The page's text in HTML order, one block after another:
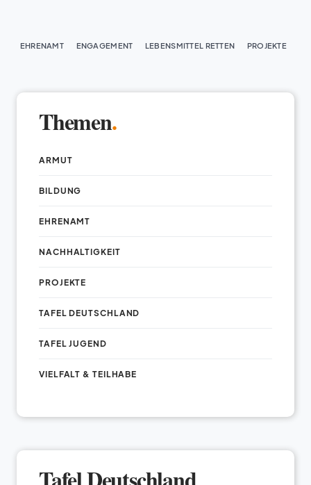
EHRENAMT ENGAGEMENT LEBENSMITTEL RETTEN PROJEKTE
Themen.
ARMUT
BILDUNG
EHRENAMT
NACHHALTIGKEIT
PROJEKTE
TAFEL DEUTSCHLAND
TAFEL JUGEND
VIELFALT & TEILHABE